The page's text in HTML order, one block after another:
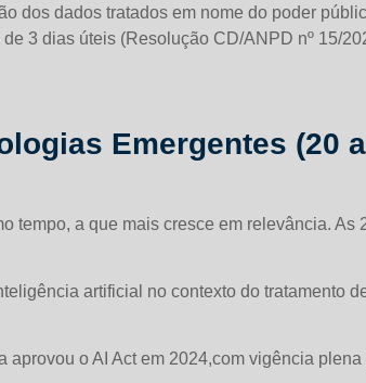
dos dados tratados em nome do poder
3 dias úteis (Resolução CD/ANPD nº 15/
Emergentes (20
tempo, a que mais cresce em relevância.
artificial no contexto do tratamento
o AI Act em 2024,com vigência